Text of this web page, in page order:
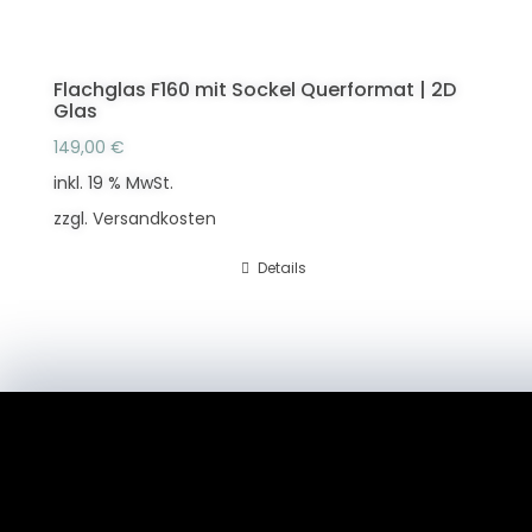
Flachglas F160 mit Sockel Querformat | 2D
Glas
149,00 €
inkl. 19 % MwSt.
zzgl. Versandkosten
Details